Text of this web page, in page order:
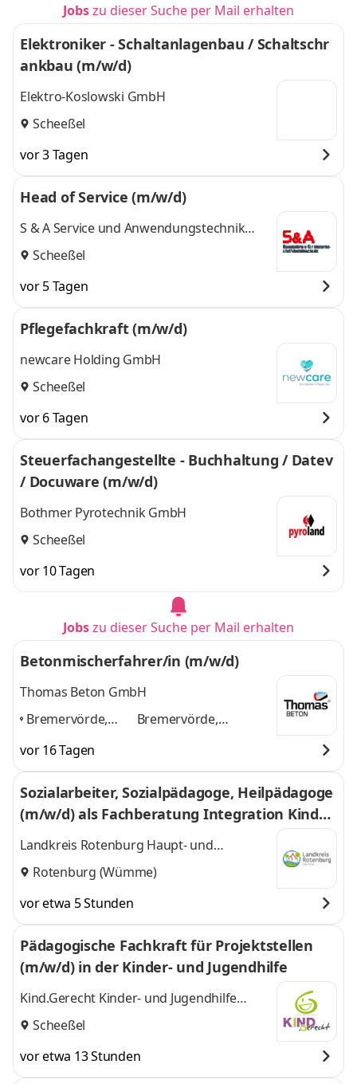
Jobszu dieser Suche per Mail erhalten
Elektroniker - Schaltanlagenbau / Schaltschr
ankbau (m/w/d)
Elektro-Koslowski GmbH
Scheeßel
vor 3 Tagen
Head of Service (m/w/d)
S & A Service und Anwendungstechnik
GmbH
Scheeßel
vor 5 Tagen
Pflegefachkraft (m/w/d)
newcare Holding GmbH
Scheeßel
vor 6 Tagen
Steuerfachangestellte - Buchhaltung / Datev
/ Docuware (m/w/d)
Bothmer Pyrotechnik GmbH
Scheeßel
vor 10 Tagen
Jobszu dieser Suche per Mail erhalten
Betonmischerfahrer/in (m/w/d)
Thomas Beton GmbH
Bremervörde,
Nordholz,
Scheeßel,
Bremen,
Bremervörde,
2 weitere
vor 16 Tagen
Sozialarbeiter, Sozialpädagoge, Heilpädagoge
(m/w/d) als Fachberatung Integration Kinder
tageseinrichtungen & Sprachförderung
Landkreis Rotenburg Haupt- und
Personalamt
Rotenburg (Wümme)
vor etwa 5 Stunden
Pädagogische Fachkraft für Projektstellen
(m/w/d) in der Kinder- und Jugendhilfe
Kind.Gerecht Kinder- und Jugendhilfe
GmbH
Scheeßel
vor etwa 13 Stunden